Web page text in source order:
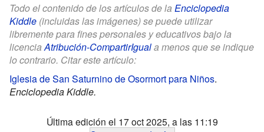
Todo el contenido de los artículos de la Enciclopedia
Kiddle (incluidas las imágenes) se puede utilizar
libremente para fines personales y educativos bajo la
licenciaAtribución-CompartirIguala menos que se indique
lo contrario. Citar este artículo:
Iglesia de San Saturnino de Osormort para Niños.
Enciclopedia Kiddle.
Última edición el 17 oct 2025, a las 11:19